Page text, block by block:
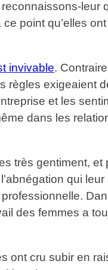
leur
point qu’elles
invivable.
règles exigeaient
et les
dans les
très gentiment, et
qui leur
des femmes a
ont cru subir en